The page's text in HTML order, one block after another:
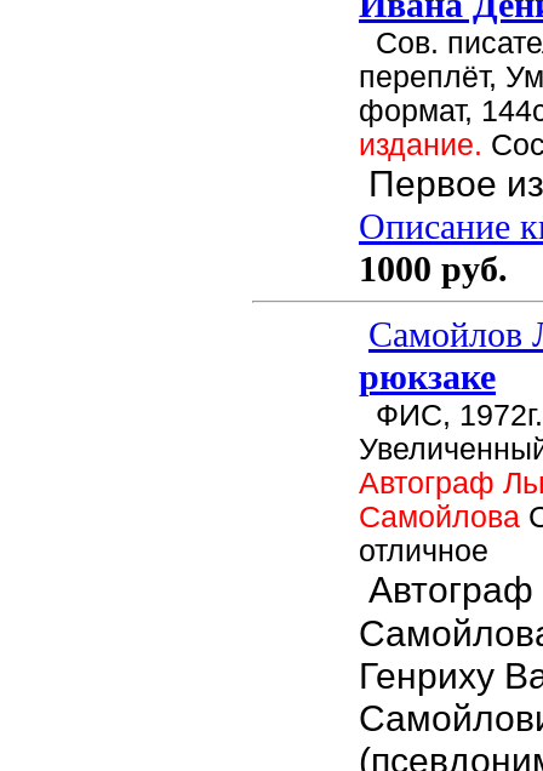
Сов.
переплёт,
формат,
издание.
Первое
Описание
1000 руб.
Самойлов
рюкзаке
ФИС,
Автограф
Самойлова
отличное
Генриху